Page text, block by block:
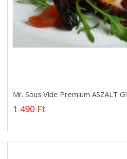
1 490 Ft
Mr. Sous Vide Premium ASZALT
1 490 Ft